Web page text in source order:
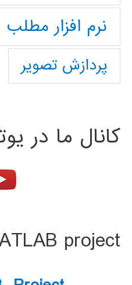
نرم افزار مطلب
پردازش تصویر
کانال ما در
project